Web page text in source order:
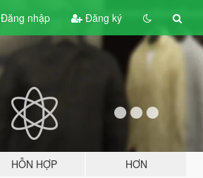
Đăng nhập Đăng ký
HỖN HỢP HƠN